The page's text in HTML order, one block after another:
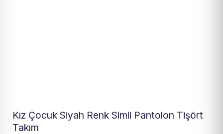
Kız Çocuk Siyah Renk Simli Pantolon Tişört
Takım